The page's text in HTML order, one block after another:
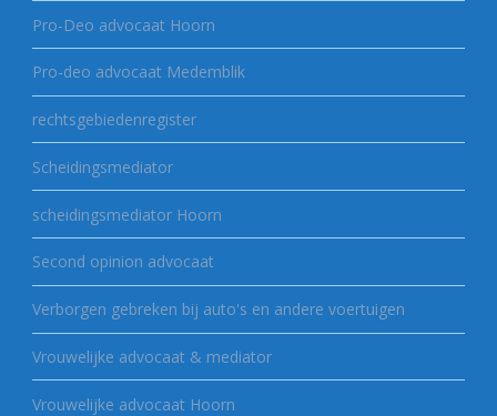
Pro-Deo advocaat Hoorn
Pro-deo advocaat Medemblik
rechtsgebiedenregister
Scheidingsmediator
scheidingsmediator Hoorn
Second opinion advocaat
Verborgen gebreken bij auto's en andere voertuigen
Vrouwelijke advocaat & mediator
Vrouwelijke advocaat Hoorn